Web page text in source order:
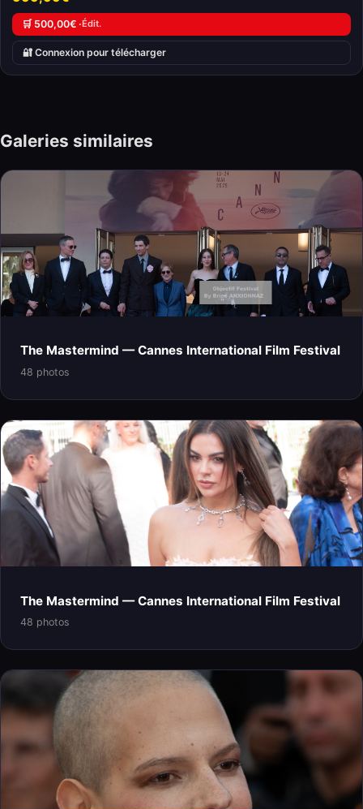
🛒 500,00€ ·Édit.
🔐 Connexion pour télécharger
Galeries similaires
The Mastermind — Cannes International Film Festival
48 photos
The Mastermind — Cannes International Film Festival
48 photos